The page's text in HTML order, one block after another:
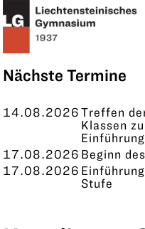
Nächste Termine
14.08.2026Treffen
Klassen
17.08.2026 Beginn
17.08.2026
Stufe
KONTAKT